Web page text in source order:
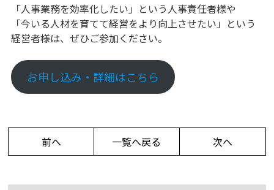
「人事業務を効率化したい」という人事責任者様や
「今いる人材を育てて経営をより向上させたい」という
経営者様は、ぜひご参加ください。
お申し込み・詳細はこちら
前へ 一覧へ戻る 次へ